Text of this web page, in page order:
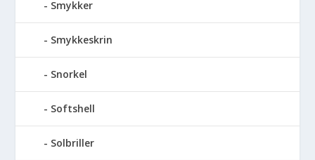
Smykker
Smykkeskrin
Snorkel
Softshell
Solbriller